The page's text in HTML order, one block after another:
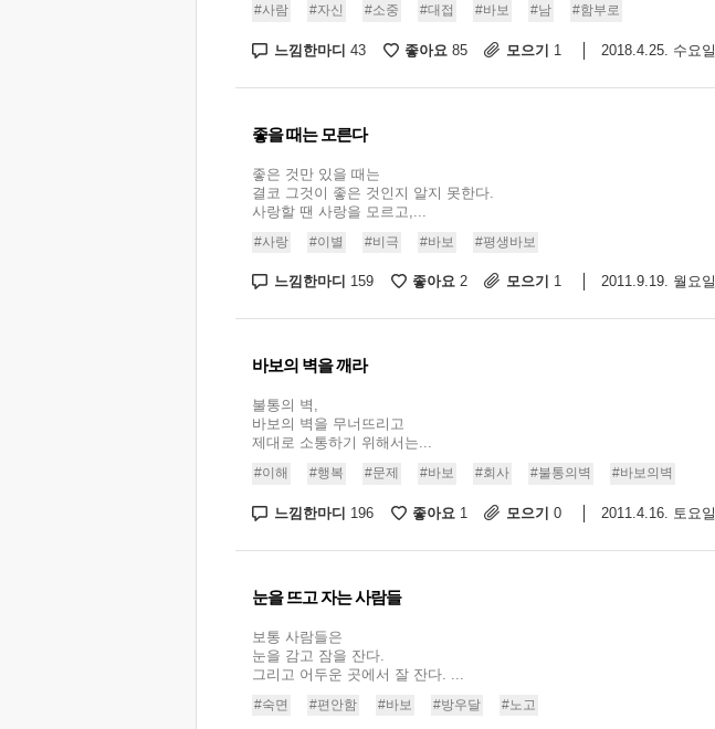
#사람 #자신 #소중 #대접 #바보 #남 #함부로
느낌한마디 43 좋아요 85 모으기 1 2018.4.25. 수요일
좋을 때는 모른다
좋은 것만 있을 때는
결코 그것이 좋은 것인지 알지 못한다.
사랑할 땐 사랑을 모르고,...
#사랑 #이별 #비극 #바보 #평생바보
느낌한마디 159 좋아요 2 모으기 1 2011.9.19. 월요일
바보의 벽을 깨라
불통의 벽,
바보의 벽을 무너뜨리고
제대로 소통하기 위해서는...
#이해 #행복 #문제 #바보 #회사 #불통의벽 #바보의벽
느낌한마디 196 좋아요 1 모으기 0 2011.4.16. 토요일
눈을 뜨고 자는 사람들
보통 사람들은
눈을 감고 잠을 잔다.
그리고 어두운 곳에서 잘 잔다. ...
#숙면 #편안함 #바보 #방우달 #노고